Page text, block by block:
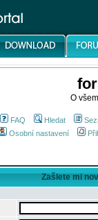
O
FAQ Hledat
Osobní nastavení
Zašlete mi